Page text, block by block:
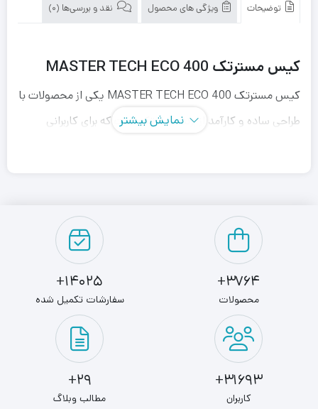
توضیحات ویژگی های محصول نقد و بررسی‌ها (0)
کیس مسترتک MASTER TECH ECO 400
کیس مسترتک MASTER TECH ECO 400 یکی از محصولات با
طراحی ساده و کارآمد از برند مسترتک است که برای کاربرانی
کیس مسترتک MASTER TECH ECO 400 با ظاهری مینیمال
و جذاب، دارای جنس بدنه فلزی و پلاستیکی مرغوب است. این
کیس با رنگ مشکی خود، نمایی شیک و مناسب برای هر محیط
کاری یا شخصی ارائه می‌دهد. طراحی کمپکت آن امکان استفاده
در فضاهای کوچک را فراهم می‌آورد.
این کیس با ابعاد مناسب خود فضای کافی برای نصب مادربرد
های ATX، Micro-ATX و Mini-ITX را دارد. همچنین فضای
نمایش بیشتر
3764+
محصولات
14025+
سفارشات تکمیل شده
31693+
کاربران
29+
مطالب وبلاگ